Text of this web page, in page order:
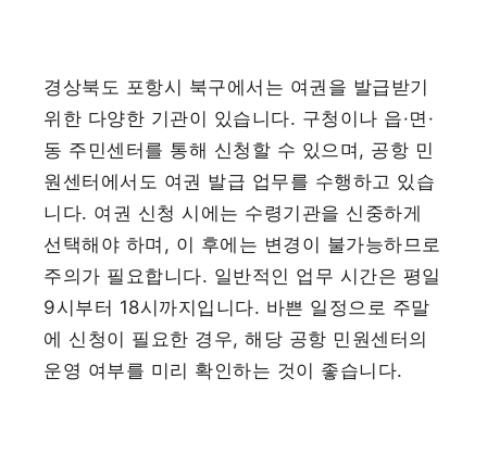
경상북도 포항시 북구에서는 여권을 발급받기
위한 다양한 기관이 있습니다. 구청이나 읍·면·
동 주민센터를 통해 신청할 수 있으며, 공항 민
원센터에서도 여권 발급 업무를 수행하고 있습
니다. 여권 신청 시에는 수령기관을 신중하게
선택해야 하며, 이 후에는 변경이 불가능하므로
주의가 필요합니다. 일반적인 업무 시간은 평일
9시부터 18시까지입니다. 바쁜 일정으로 주말
에 신청이 필요한 경우, 해당 공항 민원센터의
운영 여부를 미리 확인하는 것이 좋습니다.